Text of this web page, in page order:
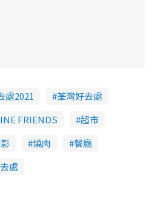
處2021
荃灣好去處
FRIENDS
超市
燒肉
餐廳
處